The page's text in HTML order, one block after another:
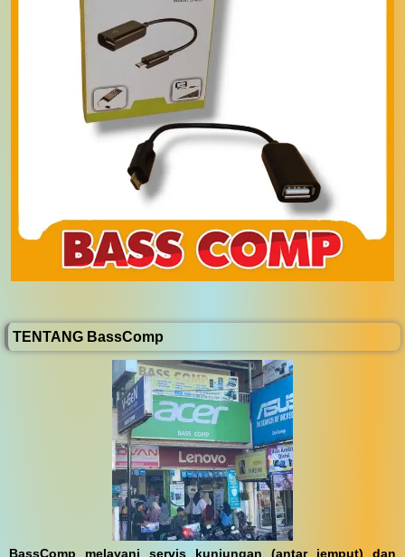
TENTANG BassComp
BassComp melayani servis kunjungan (antar jemput) dan